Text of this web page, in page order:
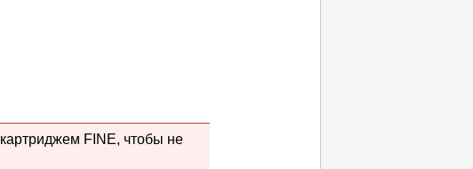
картриджем FINE, чтобы не